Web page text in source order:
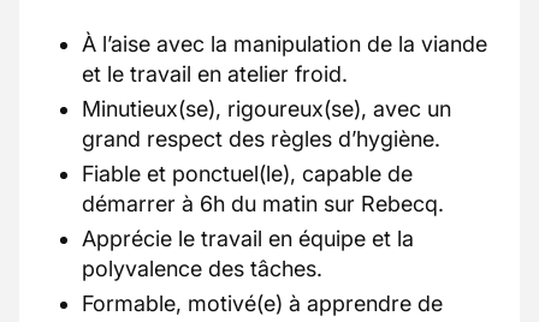
À l’aise avec la manipulation de la viande
et le travail en atelier froid.
Minutieux(se), rigoureux(se), avec un
grand respect des règles d’hygiène.
Fiable et ponctuel(le), capable de
démarrer à 6h du matin sur Rebecq.
Apprécie le travail en équipe et la
polyvalence des tâches.
Formable, motivé(e) à apprendre de